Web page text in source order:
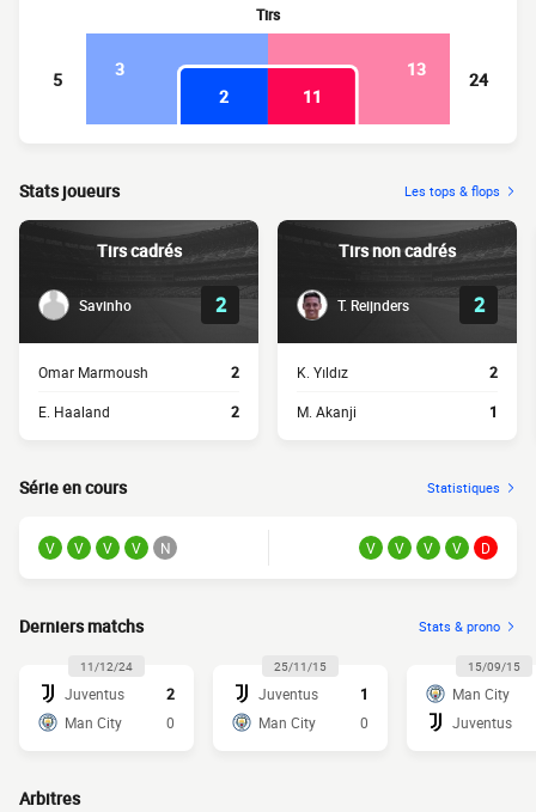
Tirs
5 3
13
2
11
24
Stats joueurs Les tops & flops
Tirs cadrés
Savinho 2
Omar Marmoush 2
E. Haaland 2
Tirs non cadrés
T. Reijnders 2
K. Yıldız 2
M. Akanji 1
Série en cours Statistiques
V V V V N V V V V D
Derniers matchs Stats & prono
11/12/24
Juventus
2
Man City
0
25/11/15
Juventus
1
Man City
0
15/09/15
Man City
Juventus
Arbitres